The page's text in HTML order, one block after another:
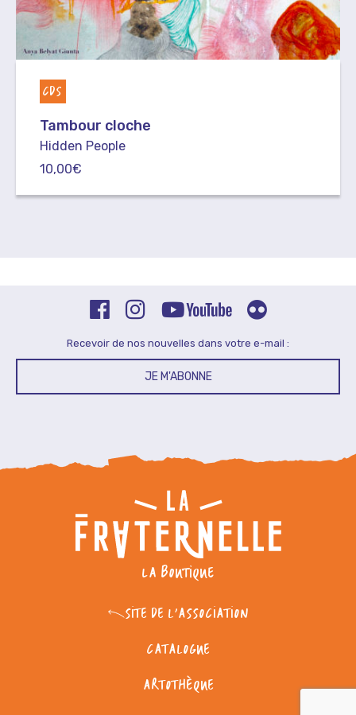
CDS
Tambour cloche
Hidden People
10,00€
Recevoir de nos nouvelles dans votre e-mail :
JE M'ABONNE
LA BOUTIQUE
SITE DE L'ASSOCIATION
CATALOGUE
ARTOTHÈQUE